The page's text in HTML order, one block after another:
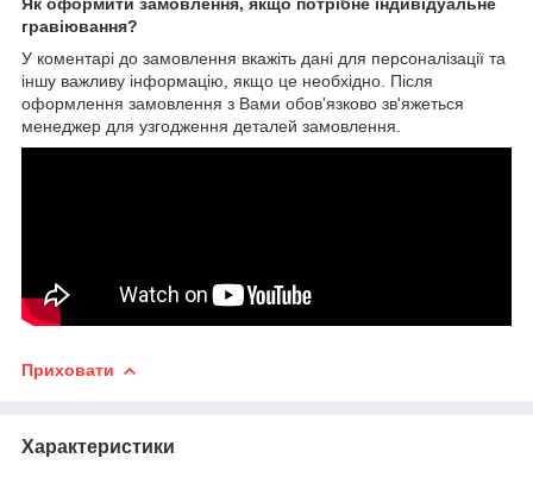
гравіювання?
У коментарі до замовлення вкажіть дані для персоналізації та
іншу важливу інформацію, якщо це необхідно. Після
оформлення замовлення з Вами обов'язково зв'яжеться
менеджер для узгодження деталей замовлення.
Приховати
Характеристики